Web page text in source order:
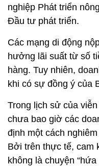
nghiệp Phát triển
Đầu tư phát triển.
Các mạng di động
hưởng lãi suất từ số
hàng. Tuy nhiên,
khi có sự đồng ý của
Trong lịch sử của
chưa bao giờ các
định một cách
Bởi trên thực tế, cam
không là chuyện